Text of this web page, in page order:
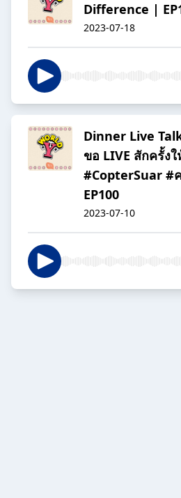
Difference |
2023-07-18
Dinner Live
ขอ LIVE สักครั้ง
#CopterSuar #
EP100
2023-07-10